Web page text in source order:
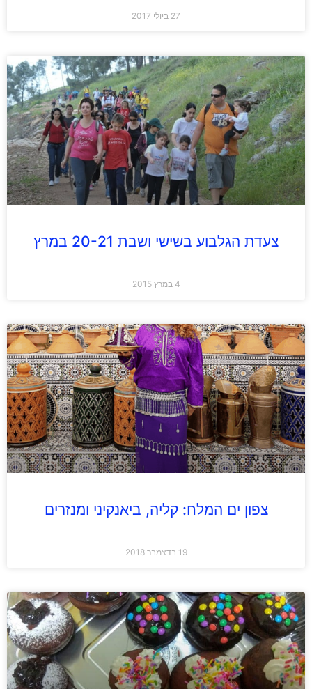
27 ביולי 2017
צעדת הגלבוע בשישי ושבת 20-21 במרץ
4 במרץ 2015
צפון ים המלח: קליה, ביאנקיני ומנזרים
19 בדצמבר 2018